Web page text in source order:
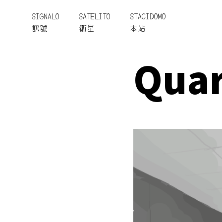
SIGNALO
訊號
SATELITO
衞星
STACIDOMO
本站